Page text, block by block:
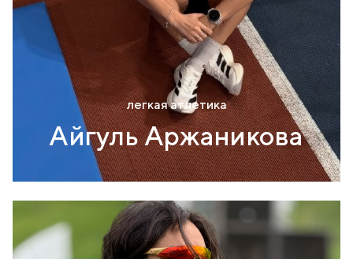
легкая атлетика
Айгуль Аржаникова